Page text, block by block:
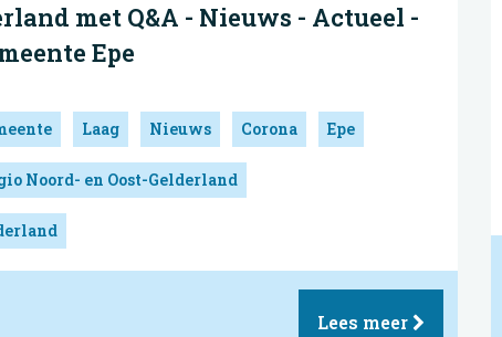
met Q&A - Nieuws - Actueel -
Epe
Laag Nieuws Corona Epe
Noord- en Oost-Gelderland
Lees meer